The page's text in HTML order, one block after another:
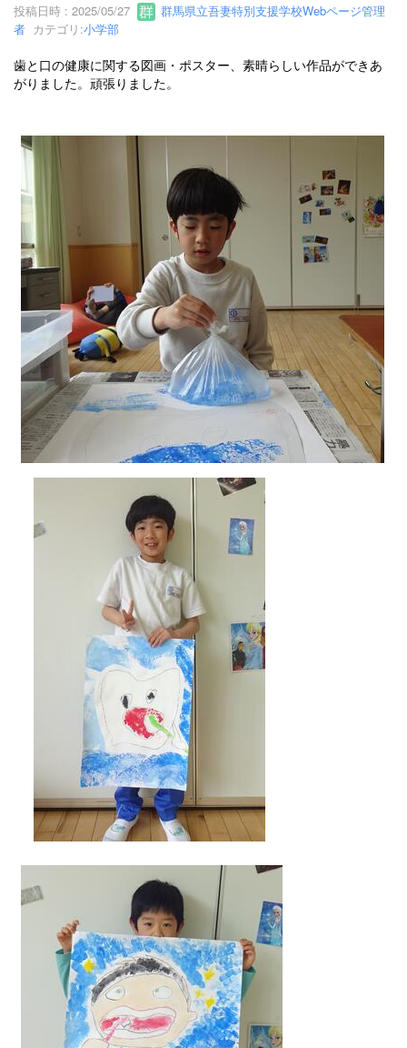
投稿日時 : 2025/05/27
群馬県立吾妻特別支援学校Webページ管理
者 カテゴリ:小学部
歯と口の健康に関する図画・ポスター、素晴らしい作品ができあ
がりました。頑張りました。